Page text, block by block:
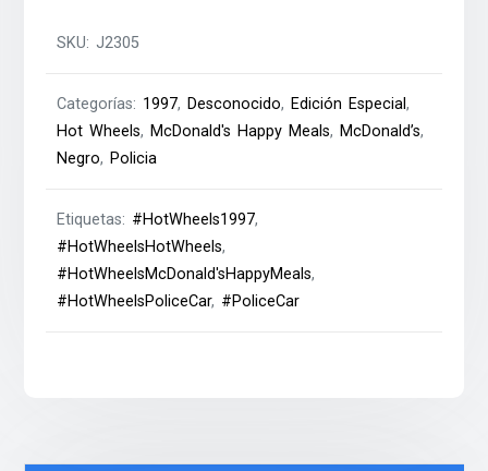
SKU:J2305
Categorías: 1997, Desconocido, Edición Especial,
Hot Wheels, McDonald's Happy Meals, McDonald’s,
Negro, Policia
Etiquetas: #HotWheels1997,
#HotWheelsHotWheels,
#HotWheelsMcDonald'sHappyMeals,
#HotWheelsPoliceCar, #PoliceCar